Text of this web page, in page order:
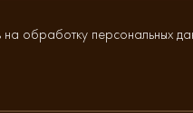
обработку персональных